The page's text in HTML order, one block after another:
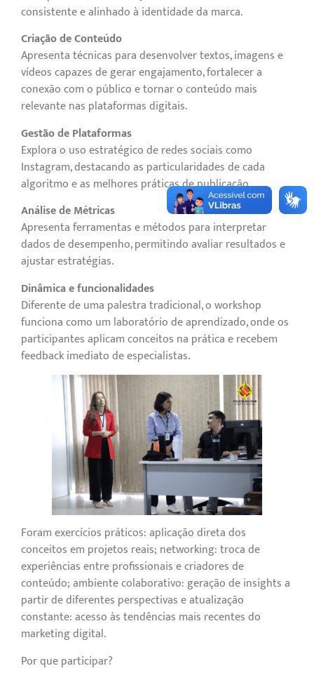
consistente e alinhado à identidade da marca.
Criação de Conteúdo
Apresenta técnicas para desenvolver textos, imagens e
vídeos capazes de gerar engajamento, fortalecer a
conexão com o público e tornar o conteúdo mais
relevante nas plataformas digitais.
Gestão de Plataformas
Explora o uso estratégico de redes sociais como
Instagram, destacando as particularidades de cada
algoritmo e as melhores práticas de publicação.
Análise de Métricas
Apresenta ferramentas e métodos para interpretar
dados de desempenho, permitindo avaliar resultados e
ajustar estratégias.
Dinâmica e funcionalidades
Diferente de uma palestra tradicional, o workshop
funciona como um laboratório de aprendizado, onde os
participantes aplicam conceitos na prática e recebem
feedback imediato de especialistas.
Foram exercícios práticos: aplicação direta dos
conceitos em projetos reais; networking: troca de
experiências entre profissionais e criadores de
conteúdo; ambiente colaborativo: geração de insights a
partir de diferentes perspectivas e atualização
constante: acesso às tendências mais recentes do
marketing digital.
Por que participar?